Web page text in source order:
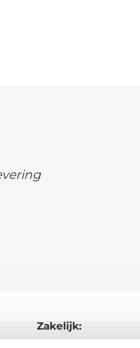
Zakelijk: